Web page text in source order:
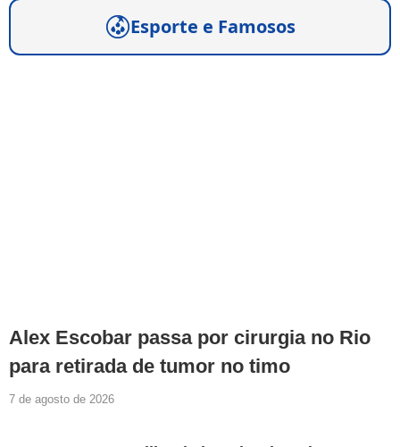
Esporte e Famosos
Alex Escobar passa por cirurgia no Rio
para retirada de tumor no timo
7 de agosto de 2026